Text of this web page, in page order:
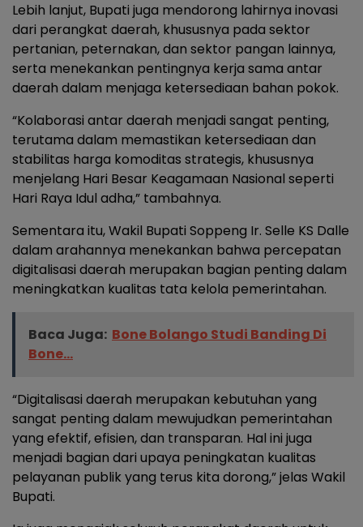
Lebih lanjut, Bupati juga mendorong lahirnya inovasi
dari perangkat daerah, khususnya pada sektor
pertanian, peternakan, dan sektor pangan lainnya,
serta menekankan pentingnya kerja sama antar
daerah dalam menjaga ketersediaan bahan pokok.
“Kolaborasi antar daerah menjadi sangat penting,
terutama dalam memastikan ketersediaan dan
stabilitas harga komoditas strategis, khususnya
menjelang Hari Besar Keagamaan Nasional seperti
Hari Raya Idul adha,” tambahnya.
Sementara itu, Wakil Bupati Soppeng Ir. Selle KS Dalle
dalam arahannya menekankan bahwa percepatan
digitalisasi daerah merupakan bagian penting dalam
meningkatkan kualitas tata kelola pemerintahan.
Baca Juga: Bone Bolango Studi Banding Di
Bone...
“Digitalisasi daerah merupakan kebutuhan yang
sangat penting dalam mewujudkan pemerintahan
yang efektif, efisien, dan transparan. Hal ini juga
menjadi bagian dari upaya peningkatan kualitas
pelayanan publik yang terus kita dorong,” jelas Wakil
Bupati.